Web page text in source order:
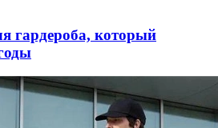
гардероба, который